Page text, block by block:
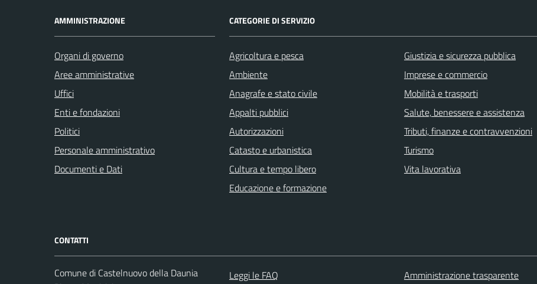
AMMINISTRAZIONE
Organi di governo
Aree amministrative
Uffici
Enti e fondazioni
Politici
Personale amministrativo
Documenti e Dati
CATEGORIE DI SERVIZIO
Agricoltura e pesca
Ambiente
Anagrafe e stato civile
Appalti pubblici
Autorizzazioni
Catasto e urbanistica
Cultura e tempo libero
Educazione e formazione
Giustizia e sicurezza pubblica
Imprese e commercio
Mobilità e trasporti
Salute, benessere e assistenza
Tributi, finanze e contravvenzioni
Turismo
Vita lavorativa
CONTATTI
Comune di Castelnuovo della Daunia
Leggi le FAQ Amministrazione trasparente